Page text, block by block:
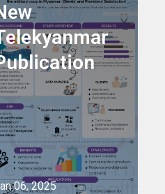
06, 2025